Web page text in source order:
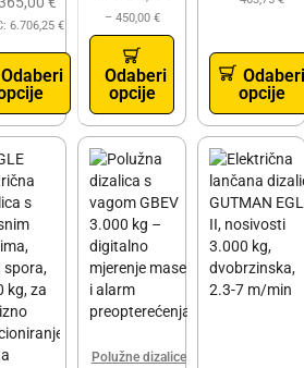
6.706,25 €
Odaberi
– 450,00 €
Odaberi
opcije
Odaberi
opcije
Polužne dizalice